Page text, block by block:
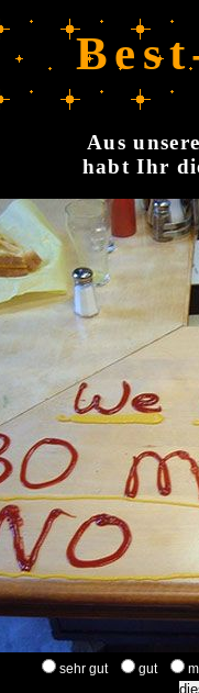
Aus
habt Ihr
sehr gut gut